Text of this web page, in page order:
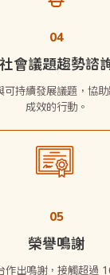
04
社會議題趨勢諮
可持續發展議題，協
成效的行動。
05
榮譽鳴謝
作出鳴謝，接觸超過